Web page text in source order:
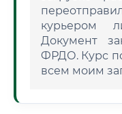
курьером
Документ
ФРДО. Курс
всем моим